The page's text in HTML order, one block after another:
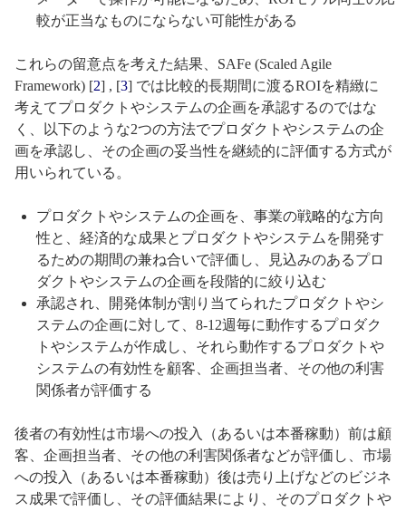
較が正当なものにならない可能性がある
これらの留意点を考えた結果、SAFe (Scaled Agile
Framework) [2] , [3] では比較的長期間に渡るROIを精緻に
考えてプロダクトやシステムの企画を承認するのではな
く、以下のような2つの方法でプロダクトやシステムの企
画を承認し、その企画の妥当性を継続的に評価する方式が
用いられている。
プロダクトやシステムの企画を、事業の戦略的な方向
性と、経済的な成果とプロダクトやシステムを開発す
るための期間の兼ね合いで評価し、見込みのあるプロ
ダクトやシステムの企画を段階的に絞り込む
承認され、開発体制が割り当てられたプロダクトやシ
ステムの企画に対して、8-12週毎に動作するプロダク
トやシステムが作成し、それら動作するプロダクトや
システムの有効性を顧客、企画担当者、その他の利害
関係者が評価する
後者の有効性は市場への投入（あるいは本番稼動）前は顧
客、企画担当者、その他の利害関係者などが評価し、市場
への投入（あるいは本番稼動）後は売り上げなどのビジネ
ス成果で評価し、その評価結果により、そのプロダクトや